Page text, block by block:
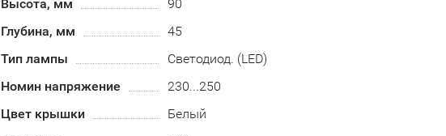
Высота, мм
90
Глубина, мм
45
Тип лампы
Светодиод. (LED)
Номин напряжение
230...250
Цвет крышки
Белый